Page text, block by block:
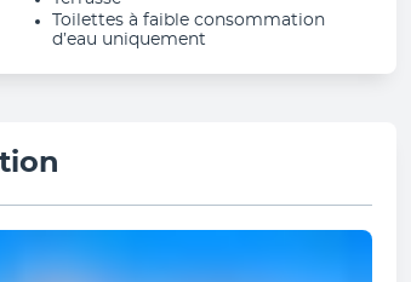
Toilettes à faible consommation
d’eau uniquement